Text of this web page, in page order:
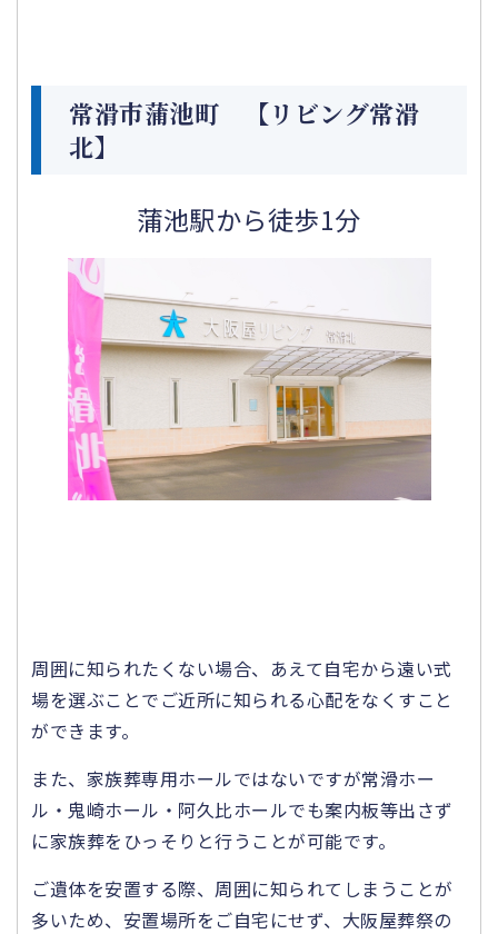
常滑市蒲池町 【リビング常滑
北】
蒲池駅から徒歩1分
周囲に知られたくない場合、あえて自宅から遠い式
場を選ぶことでご近所に知られる心配をなくすこと
ができます。
また、家族葬専用ホールではないですが常滑ホー
ル・鬼崎ホール・阿久比ホールでも案内板等出さず
に家族葬をひっそりと行うことが可能です。
ご遺体を安置する際、周囲に知られてしまうことが
多いため、安置場所をご自宅にせず、大阪屋葬祭の